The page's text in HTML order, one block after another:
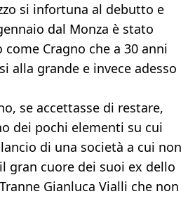
si infortuna al debutto e
dal Monza è stato
Cragno che a 30 anni
alla grande e invece adesso
se accettasse di restare,
dei pochi elementi su cui
di una società a cui non
gran cuore dei suoi ex dello
Gianluca Vialli che non